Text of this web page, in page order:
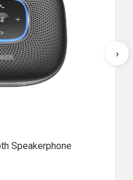
Speakerphone
›